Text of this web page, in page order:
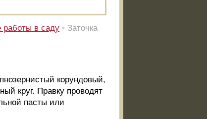
работы в саду • Заточка
корундовый,
круг. Правку проводят
пасты или